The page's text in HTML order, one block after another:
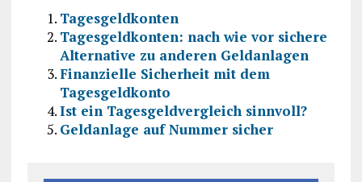
Tagesgeldkonten
Tagesgeldkonten: nach wie vor sichere
Alternative zu anderen Geldanlagen
Finanzielle Sicherheit mit dem
Tagesgeldkonto
Ist ein Tagesgeldvergleich sinnvoll?
Geldanlage auf Nummer sicher